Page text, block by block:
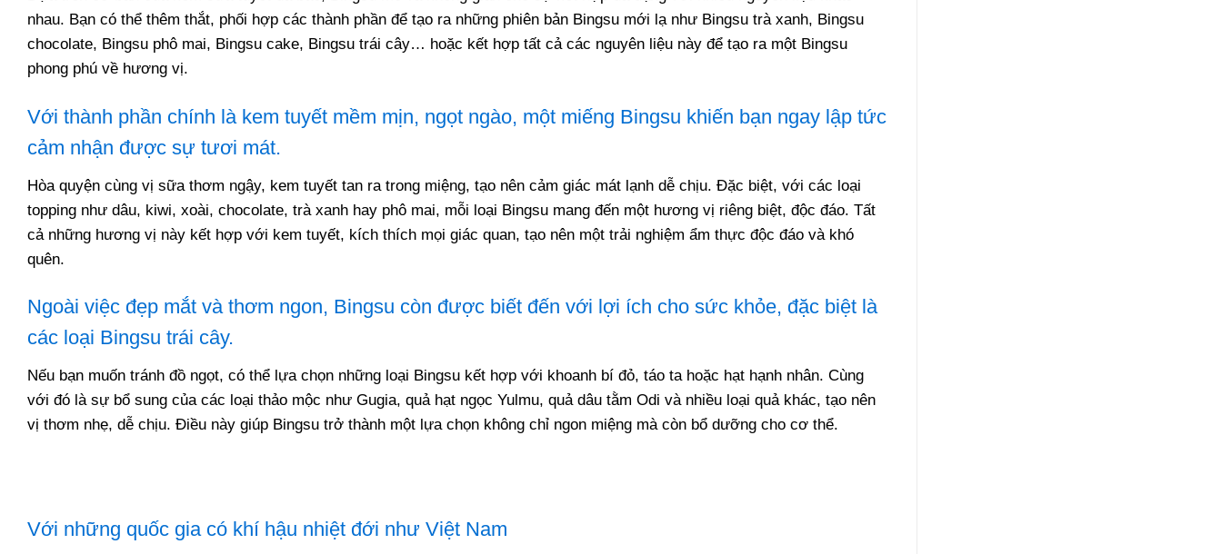
nhau. Bạn có thể thêm thắt, phối hợp các thành phần để tạo ra những phiên bản Bingsu mới lạ như Bingsu trà xanh, Bingsu
chocolate, Bingsu phô mai, Bingsu cake, Bingsu trái cây… hoặc kết hợp tất cả các nguyên liệu này để tạo ra một Bingsu
phong phú về hương vị.
Với thành phần chính là kem tuyết mềm mịn, ngọt ngào, một miếng Bingsu khiến bạn ngay lập tức
cảm nhận được sự tươi mát.
Hòa quyện cùng vị sữa thơm ngậy, kem tuyết tan ra trong miệng, tạo nên cảm giác mát lạnh dễ chịu. Đặc biệt, với các loại
topping như dâu, kiwi, xoài, chocolate, trà xanh hay phô mai, mỗi loại Bingsu mang đến một hương vị riêng biệt, độc đáo. Tất
cả những hương vị này kết hợp với kem tuyết, kích thích mọi giác quan, tạo nên một trải nghiệm ẩm thực độc đáo và khó
quên.
Ngoài việc đẹp mắt và thơm ngon, Bingsu còn được biết đến với lợi ích cho sức khỏe, đặc biệt là
các loại Bingsu trái cây.
Nếu bạn muốn tránh đồ ngọt, có thể lựa chọn những loại Bingsu kết hợp với khoanh bí đỏ, táo ta hoặc hạt hạnh nhân. Cùng
với đó là sự bổ sung của các loại thảo mộc như Gugia, quả hạt ngọc Yulmu, quả dâu tằm Odi và nhiều loại quả khác, tạo nên
vị thơm nhẹ, dễ chịu. Điều này giúp Bingsu trở thành một lựa chọn không chỉ ngon miệng mà còn bổ dưỡng cho cơ thể.
Với những quốc gia có khí hậu nhiệt đới như Việt Nam